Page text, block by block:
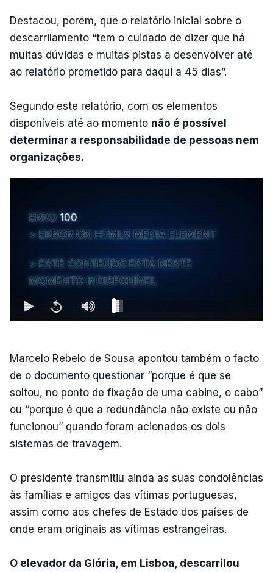
Destacou, porém, que o relatório inicial sobre o
descarrilamento “tem o cuidado de dizer que há
muitas dúvidas e muitas pistas a desenvolver até
ao relatório prometido para daqui a 45 dias”.
Segundo este relatório, com os elementos
disponíveis até ao momento não é possível
determinar a responsabilidade de pessoas nem
organizações.
ERRO 100
ERROR ON HTML5 MEDIA ELEMENT
ESTE CONTEÚDO ESTÁ NESTE
MOMENTO INDISPONÍVEL
Marcelo Rebelo de Sousa apontou também o facto
de o documento questionar “porque é que se
soltou, no ponto de fixação de uma cabine, o cabo”
ou “porque é que a redundância não existe ou não
funcionou” quando foram acionados os dois
sistemas de travagem.
O presidente transmitiu ainda as suas condolências
às famílias e amigos das vítimas portuguesas,
assim como aos chefes de Estado dos países de
onde eram originais as vítimas estrangeiras.
O elevador da Glória, em Lisboa, descarrilou